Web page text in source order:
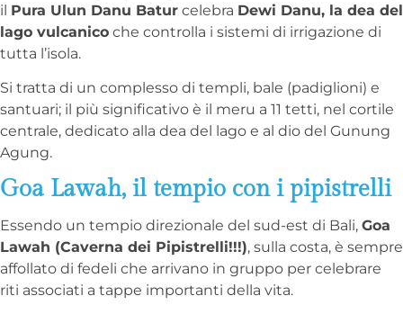
il Pura Ulun Danu Batur celebra Dewi Danu, la dea del
lago vulcanico che controlla i sistemi di irrigazione di
tutta l’isola.
Si tratta di un complesso di templi, bale (padiglioni) e
santuari; il più significativo è il meru a 11 tetti, nel cortile
centrale, dedicato alla dea del lago e al dio del Gunung
Agung.
Goa Lawah, il tempio con i pipistrelli
Essendo un tempio direzionale del sud-est di Bali, Goa
Lawah (Caverna dei Pipistrelli!!!), sulla costa, è sempre
affollato di fedeli che arrivano in gruppo per celebrare
riti associati a tappe importanti della vita.